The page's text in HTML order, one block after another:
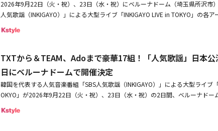
2026年9月22日（火・祝）、23日（水・祝）にベルーナドーム（埼玉県所沢市
人気歌謡（INKIGAYO）」による大型ライブ「INKIGAYO LIVE in TOKYO」の各
ANAら人気アーティストが出演。韓国国内外のトップアーティストが一堂に会す
国を代表する音楽番組として、数々のグローバルアーティストを輩出。日本で開
O」ブランド公演は、有明アリーナ、さいたまスーパーアリーナ、東京ドームな
場で開催され、多くのK-POPファンを魅了してきた。2026年はベルーナドーム
たる大型コンサートとして開催される。K-POPを軸に、日本を代表するアーテ
で、ここでしか体験できないプレミアムなライブエンターテインメントを届ける
M、Adoまで豪華17組！「人気歌謡」日本公演が9月22・23日にベルーナドー
TXTから＆TEAM、Adoまで豪華17組！「人気歌謡」日本
日にベルーナドームで開催決定
韓国を代表する人気音楽番組「SBS人気歌謡（INKIGAYO）」による大型ライブ
OKYO」が2026年9月22日（火・祝）、23日（水・祝）の2日間、ベルーナドー
ストを輩出し、世界中のK-POPファンから支持を集める韓国を代表する音楽番